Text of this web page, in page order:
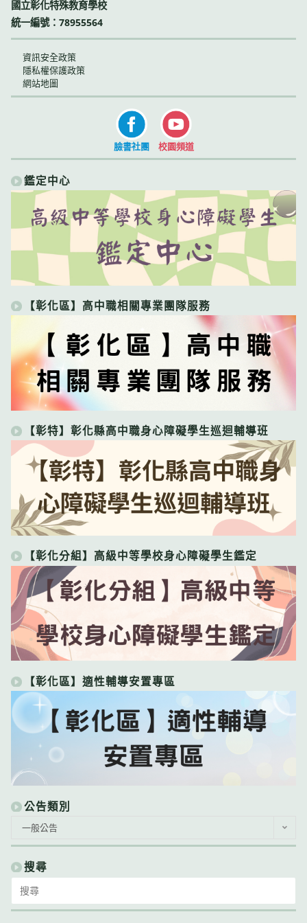
國立彰化特殊教育學校
統一編號：78955564
資訊安全政策
隱私權保護政策
網站地圖
臉書社團 校園頻道
鑑定中心
【彰化區】高中職相關專業團隊服務
【彰特】彰化縣高中職身心障礙學生巡迴輔導班
【彰化分組】高級中等學校身心障礙學生鑑定
【彰化區】適性輔導安置專區
公告類別
類
別
一般公告
搜尋
for: